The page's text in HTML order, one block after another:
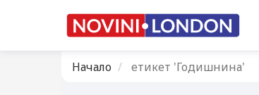
Начало етикет 'Годишнина'